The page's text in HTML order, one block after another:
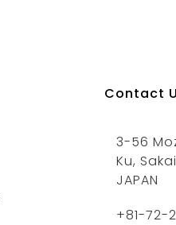
Contact
3-56
Ku,
JAPAN
+81-72-